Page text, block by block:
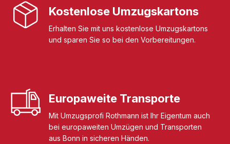
Kostenlose Umzugskartons
Erhalten Sie mit uns kostenlose Umzugskartons
und sparen Sie so bei den Vorbereitungen.
Europaweite Transporte
Mit Umzugsprofi Rothmann ist Ihr Eigentum auch
bei europaweiten Umzügen und Transporten
aus Bonn in sicheren Händen.